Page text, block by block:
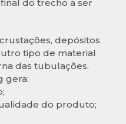
do trecho a ser
depósitos
tipo de material
das tubulações.
gera:
do produto;